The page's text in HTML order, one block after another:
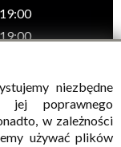
Kultury w
niezbędne
poprawnego
w zależności
używać plików